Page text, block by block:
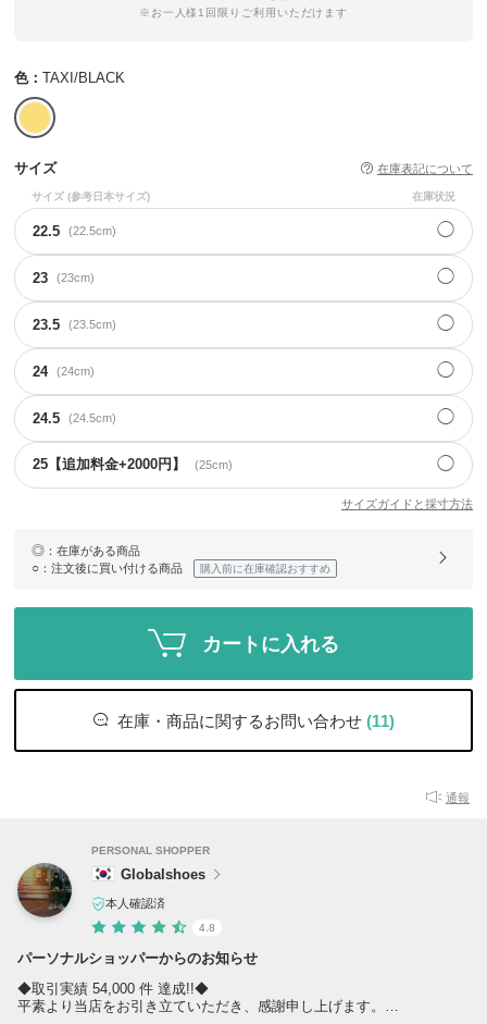
※お一人様1回限りご利用いただけます
色： TAXI/BLACK
サイズ 在庫表記について
サイズ (参考日本サイズ) 在庫状況
22.5 (22.5cm) ◯
23 (23cm) ◯
23.5 (23.5cm) ◯
24 (24cm) ◯
24.5 (24.5cm) ◯
25【追加料金+2000円】 (25cm) ◯
サイズガイドと採寸方法
◎ ：在庫がある商品
○ ：注文後に買い付ける商品 購入前に在庫確認おすすめ
カートに入れる
在庫・商品に関するお問い合わせ (11)
通報
PERSONAL SHOPPER
Globalshoes
本人確認済
4.8
パーソナルショッパーからのお知らせ
◆取引実績 54,000 件 達成!!◆
平素より当店をお引き立ていただき、感謝申し上げます。